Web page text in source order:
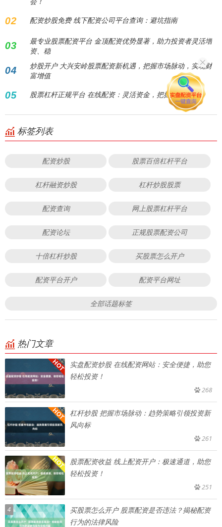
02 配资炒股免费 线下配资公司平台查询：避坑指南
03
最专业股票配资平台 金顶配资优势显著，助力投资者灵活增
资、稳
04
炒股开户 大兴安岭股票配资新机遇，把握市场脉动，实现财
富增值
05 股票杠杆正规平台 在线配资：灵活资金，把握先机
标签列表
配资炒股 股票百倍杠杆平台
杠杆融资炒股 杠杆炒股股票
配资查询 网上股票杠杆平台
配资论坛 正规股票配资公司
十倍杠杆炒股 买股票怎么开户
配资平台开户 配资平台网址
全部话题标签
热门文章
实盘配资炒股 在线配资网站：安全便捷，助您
轻松投资！
268
杠杆炒股 把握市场脉动：趋势策略引领投资新
风向标
261
股票配资收益 线上配资开户：极速通道，助您
轻松投资！
251
4
买股票怎么开户 股票配资是否违法？揭秘配资
行为的法律风险